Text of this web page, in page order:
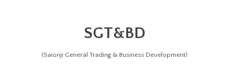
SGT&BD
(Saionji General Trading & Business Development)